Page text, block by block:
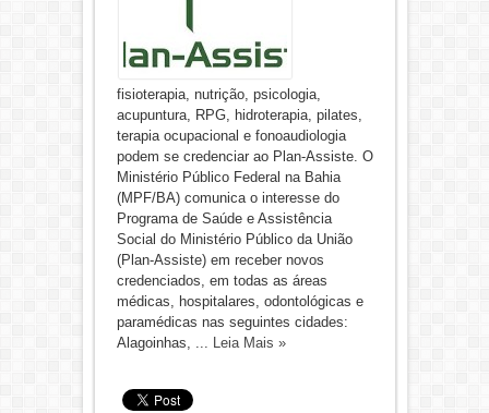
fisioterapia, nutrição, psicologia,
acupuntura, RPG, hidroterapia, pilates,
terapia ocupacional e fonoaudiologia
podem se credenciar ao Plan-Assiste. O
Ministério Público Federal na Bahia
(MPF/BA) comunica o interesse do
Programa de Saúde e Assistência
Social do Ministério Público da União
(Plan-Assiste) em receber novos
credenciados, em todas as áreas
médicas, hospitalares, odontológicas e
paramédicas nas seguintes cidades:
Alagoinhas, ... Leia Mais »